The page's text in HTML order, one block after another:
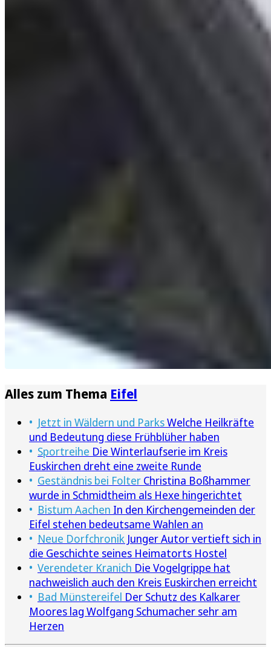
Alles zum Thema Eifel
Jetzt in Wäldern und ParksWelche Heilkräfte
und Bedeutung diese Frühblüher haben
Sportreihe Die Winterlaufserie im Kreis
Euskirchen dreht eine zweite Runde
Geständnis bei Folter Christina Boßhammer
wurde in Schmidtheim als Hexe hingerichtet
Bistum Aachen In den Kirchengemeinden der
Eifel stehen bedeutsame Wahlen an
Neue Dorfchronik Junger Autor vertieft sich in
die Geschichte seines Heimatorts Hostel
Verendeter Kranich Die Vogelgrippe hat
nachweislich auch den Kreis Euskirchen erreicht
Bad Münstereifel Der Schutz des Kalkarer
Moores lag Wolfgang Schumacher sehr am
Herzen